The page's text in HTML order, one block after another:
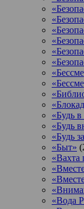
«Будь
«Будь
«Будь
«Быт»
«Вахта
«Вода